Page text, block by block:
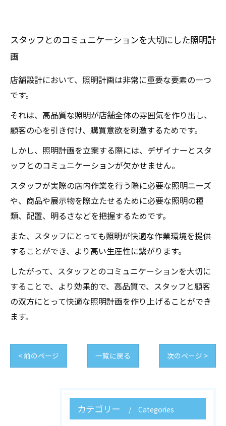
スタッフとのコミュニケーションを大切にした照明計
画
店舗設計において、照明計画は非常に重要な要素の一つ
です。
それは、高品質な照明が店舗全体の雰囲気を作り出し、
顧客の心を引き付け、購買意欲を刺激するためです。
しかし、照明計画を立案する際には、デザイナーとスタ
ッフとのコミュニケーションが欠かせません。
スタッフが実際の店内作業を行う際に必要な照明ニーズ
や、商品や展示物を際立たせるために必要な照明の種
類、配置、明るさなどを把握するためです。
また、スタッフにとっても照明が快適な作業環境を提供
することができ、より高い生産性に繋がります。
したがって、スタッフとのコミュニケーションを大切に
することで、より効果的で、高品質で、スタッフと顧客
の双方にとって快適な照明計画を作り上げることができ
ます。
< 前のページ 一覧に戻る 次のページ >
カテゴリー Categories